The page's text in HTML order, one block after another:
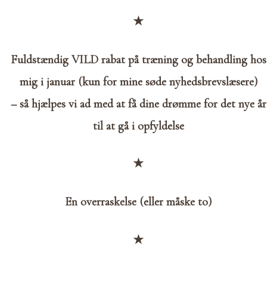
★
Fuldstændig VILD rabat på træning og behandling hos
mig i januar (kun for mine søde nyhedsbrevslæsere)
– så hjælpes vi ad med at få dine drømme for det nye år
til at gå i opfyldelse
★
En overraskelse (eller måske to)
★